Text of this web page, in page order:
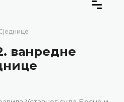
ванредне